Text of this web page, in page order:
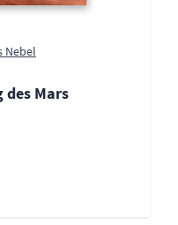
Nebel
des Mars